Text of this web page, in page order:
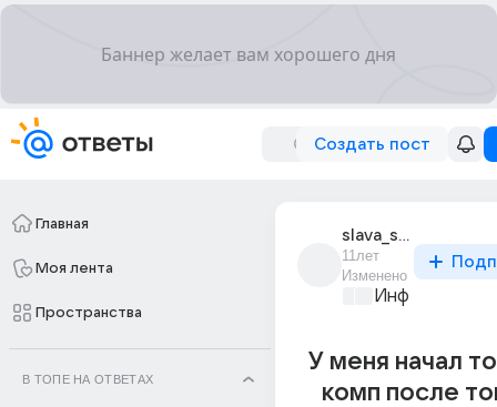
Создать пост
Главная
Моя лента
Пространства
В ТОПЕ НА ОТВЕТАХ
slava_sumkin_5
11лет
Изменено
У меня начал
комп после